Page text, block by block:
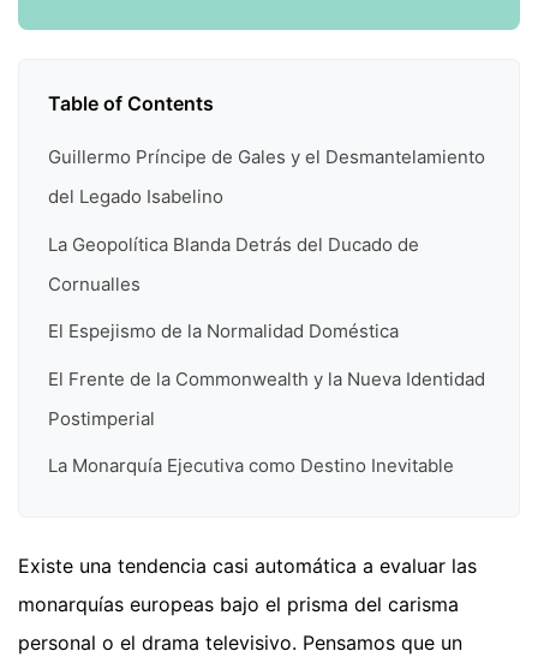
Table of Contents
Guillermo Príncipe de Gales y el Desmantelamiento
del Legado Isabelino
La Geopolítica Blanda Detrás del Ducado de
Cornualles
El Espejismo de la Normalidad Doméstica
El Frente de la Commonwealth y la Nueva Identidad
Postimperial
La Monarquía Ejecutiva como Destino Inevitable
Existe una tendencia casi automática a evaluar las
monarquías europeas bajo el prisma del carisma
personal o el drama televisivo. Pensamos que un